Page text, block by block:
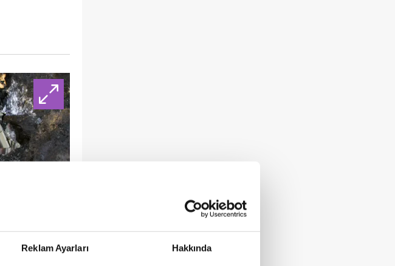
Reklam Ayarları Hakkında